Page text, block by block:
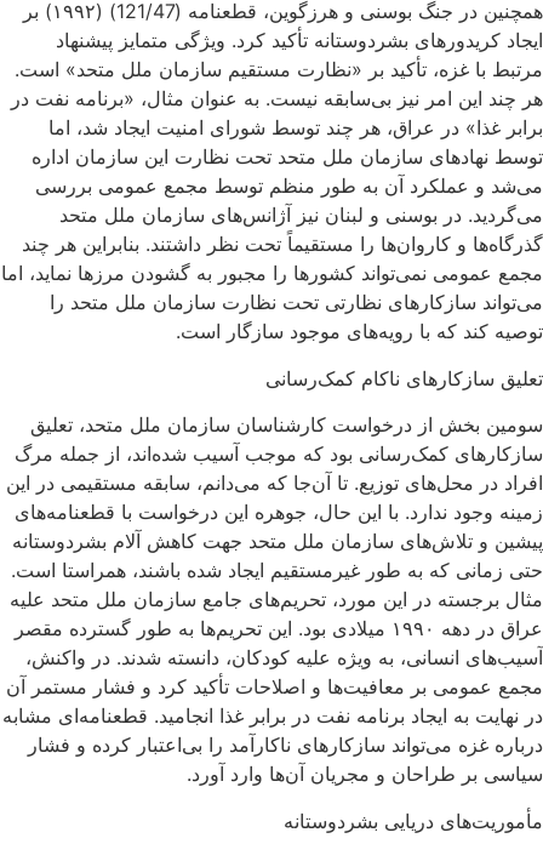
همچنین در جنگ بوسنی و هرزگوین، قطعنامه (121/47) (۱۹۹۲) بر
ایجاد کریدورهای بشردوستانه تأکید کرد. ویژگی متمایز پیشنهاد
مرتبط با غزه، تأکید بر «نظارت مستقیم سازمان ملل متحد» است.
هر چند این امر نیز بی‌سابقه نیست. به‌ عنوان مثال، «برنامه نفت در
برابر غذا» در عراق، هر چند توسط شورای امنیت ایجاد شد، اما
توسط نهادهای سازمان ملل متحد تحت نظارت این سازمان اداره
می‌شد و عملکرد آن به‌ طور منظم توسط مجمع عمومی بررسی
می‌گردید. در بوسنی و لبنان نیز آژانس‌های سازمان ملل متحد
گذرگاه‌ها و کاروان‌ها را مستقیماً تحت نظر داشتند. بنابراین هر چند
مجمع عمومی نمی‌تواند کشورها را مجبور به گشودن مرزها نماید، اما
می‌تواند سازکارهای نظارتی تحت نظارت سازمان ملل متحد را
توصیه کند که با رویه‌های موجود سازگار است.
تعلیق سازکارهای ناکام کمک‌رسانی
سومین بخش از درخواست کارشناسان سازمان ملل متحد، تعلیق
سازکارهای کمک‌رسانی بود که موجب آسیب شده‌اند، از جمله مرگ
افراد در محل‌های توزیع. تا آن‌جا که می‌دانم، سابقه مستقیمی در این
زمینه وجود ندارد. با این حال، جوهره‌ این درخواست با قطعنامه‌های
پیشین و تلاش‌های سازمان ملل متحد جهت کاهش آلام بشردوستانه
حتی زمانی که به ‌طور غیرمستقیم ایجاد شده باشند، همراستا است.
مثال برجسته در این مورد، تحریم‌های جامع سازمان ملل متحد علیه
عراق در دهه ۱۹۹۰ میلادی بود. این تحریم‌ها به‌ طور گسترده مقصر
آسیب‌های انسانی، به ‌ویژه علیه کودکان، دانسته شدند. در واکنش،
مجمع عمومی بر معافیت‌ها و اصلاحات تأکید کرد و فشار مستمر آن
در نهایت به ایجاد برنامه نفت در برابر غذا انجامید. قطعنامه‌ای مشابه
درباره غزه می‌تواند سازکارهای ناکارآمد را بی‌اعتبار کرده و فشار
سیاسی بر طراحان و مجریان آن‌ها وارد آورد.
مأموریت‌های دریایی بشردوستانه